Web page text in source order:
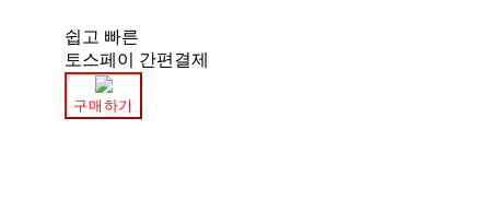
쉽고 빠른
토스페이 간편결제
구매하기